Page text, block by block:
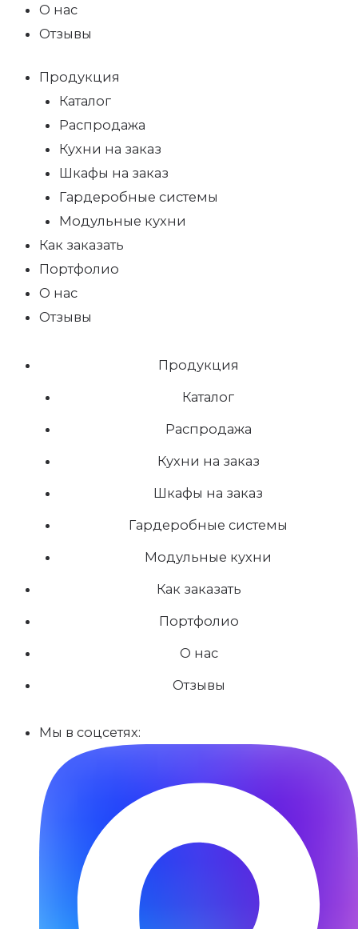
О нас
Отзывы
Продукция
Каталог
Распродажа
Кухни на заказ
Шкафы на заказ
Гардеробные системы
Модульные кухни
Как заказать
Портфолио
О нас
Отзывы
Продукция
Каталог
Распродажа
Кухни на заказ
Шкафы на заказ
Гардеробные системы
Модульные кухни
Как заказать
Портфолио
О нас
Отзывы
Мы в соцсетях: